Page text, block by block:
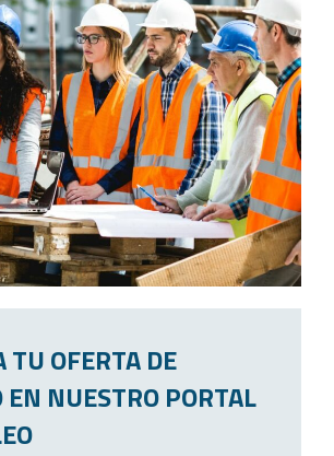
TU OFERTA DE
EN NUESTRO PORTAL